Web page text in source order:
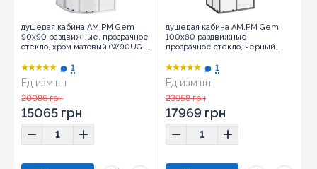
душевая кабина AM.PM Gem
90х90 раздвижные, прозрачное
стекло, хром матовый (W90UG-
Ед изм:шт
1
20086 грн
15065 грн
душевая кабина AM.PM Gem
100х80 раздвижные,
прозрачное стекло, черный
BT)
Ед изм:шт
1
23958 грн
17969 грн